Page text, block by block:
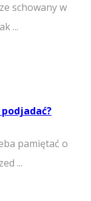
schowany w
...
pamiętać o
...